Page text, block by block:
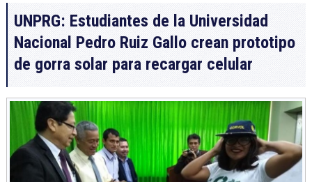
UNPRG: Estudiantes de la Universidad
Nacional Pedro Ruiz Gallo crean prototipo
de gorra solar para recargar celular